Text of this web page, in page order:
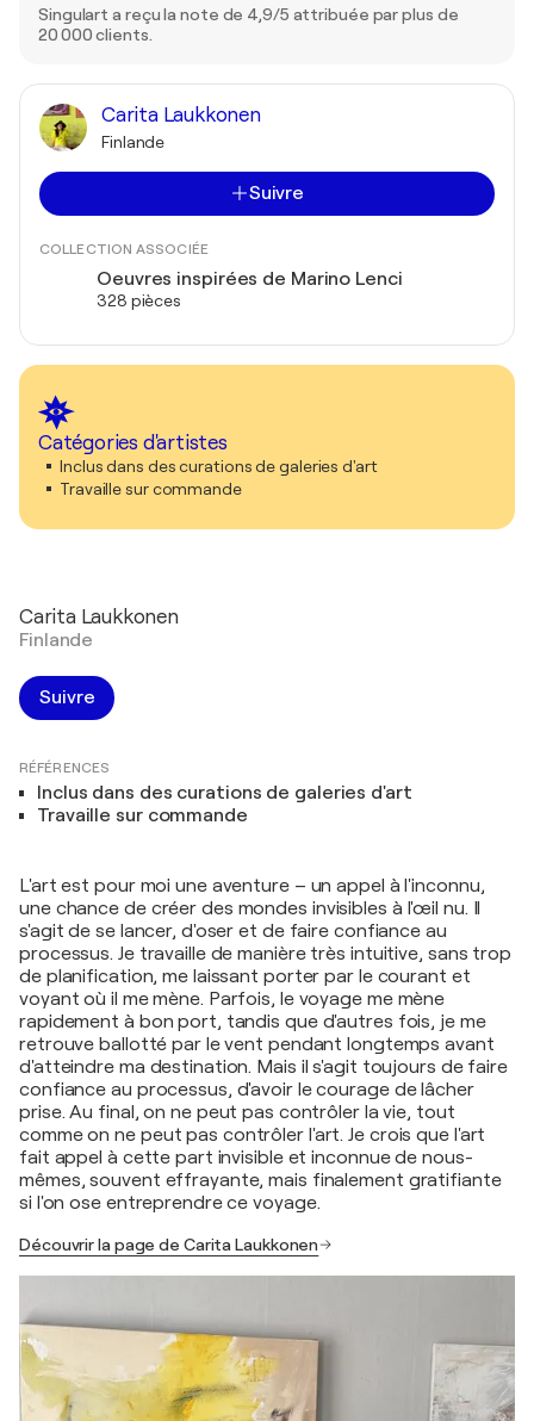
Singulart a reçu la note de 4,9/5 attribuée par plus de
20 000 clients.
Carita Laukkonen
Finlande
Suivre
COLLECTION ASSOCIÉE
Oeuvres inspirées de Marino Lenci
328 pièces
Catégories d'artistes
Inclus dans des curations de galeries d'art
Travaille sur commande
Carita Laukkonen
Finlande
Suivre
RÉFÉRENCES
Inclus dans des curations de galeries d'art
Travaille sur commande
L'art est pour moi une aventure – un appel à l'inconnu,
une chance de créer des mondes invisibles à l'œil nu. Il
s'agit de se lancer, d'oser et de faire confiance au
processus. Je travaille de manière très intuitive, sans trop
de planification, me laissant porter par le courant et
voyant où il me mène. Parfois, le voyage me mène
rapidement à bon port, tandis que d'autres fois, je me
retrouve ballotté par le vent pendant longtemps avant
d'atteindre ma destination. Mais il s'agit toujours de faire
confiance au processus, d'avoir le courage de lâcher
prise. Au final, on ne peut pas contrôler la vie, tout
comme on ne peut pas contrôler l'art. Je crois que l'art
fait appel à cette part invisible et inconnue de nous-
mêmes, souvent effrayante, mais finalement gratifiante
si l'on ose entreprendre ce voyage.
Découvrir la page de Carita Laukkonen